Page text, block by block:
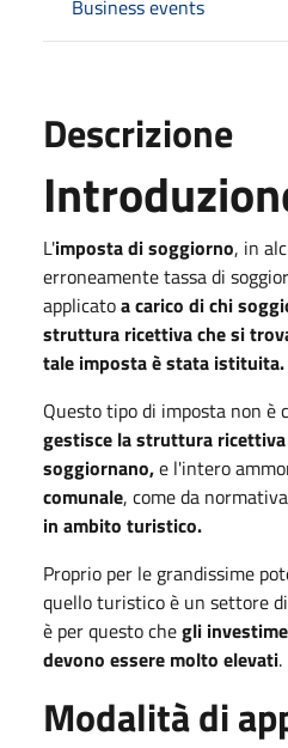
Business events
Descrizione
L'imposta di soggiorno, in
erroneamente tassa di
applicatoa carico di chi
struttura ricettiva che si
tale imposta è stata istituita.
Questo tipo di imposta non è
gestisce la struttura
soggiornano,e l'intero
comunale, come da
in ambito turistico.
Proprio per le grandissime
quello turistico è un settore
è per questo chegli
devono essere molto elevati.
Modalità di